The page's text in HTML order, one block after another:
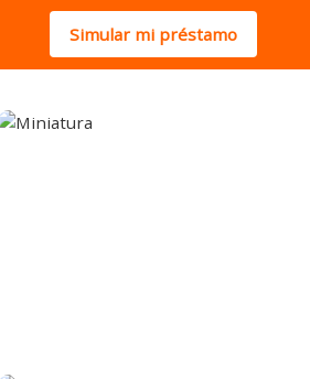
Simular mi préstamo